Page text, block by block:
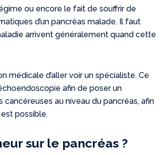
ou encore le fait de souffrir de
d’un pancréas malade. Il faut
arrivent généralement quand cette
médicale d’aller voir un spécialiste. Ce
afin de poser un
au niveau du pancréas, afin
possible.
sur le pancréas ?